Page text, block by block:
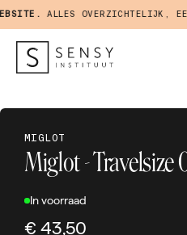
ALLES OVERZICHTELIJK,
MIGLOT
Miglot - Travelsize
In voorraad
€ 43,50